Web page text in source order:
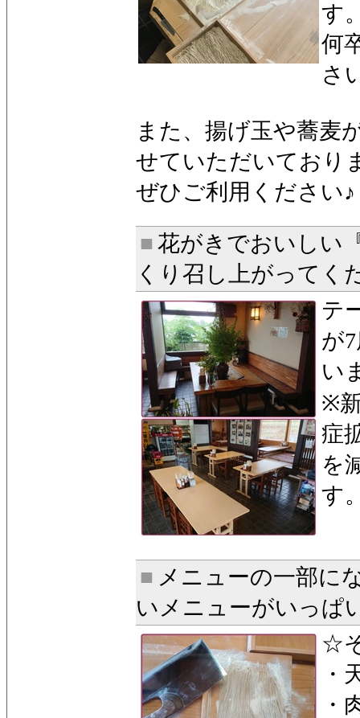
す
何
さ
また、揚げ玉や蕎麦
せていただいており
ぜひご利用ください♪
■ 花がきでおいしい
くり召し上がってく
テ
が
い
※
症
を
す
■ メニューの一部に
いメニューがいっぱ
☆
・
・